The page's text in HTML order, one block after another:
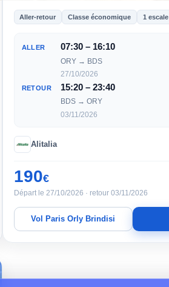
Aller-retour Classe économique 1 escale
ALLER 07:30 – 16:10
ORY → BDS
27/10/2026
RETOUR 15:20 – 23:40
BDS → ORY
03/11/2026
Alitalia
190€
Départ le 27/10/2026 · retour 03/11/2026
Vol Paris Orly Brindisi